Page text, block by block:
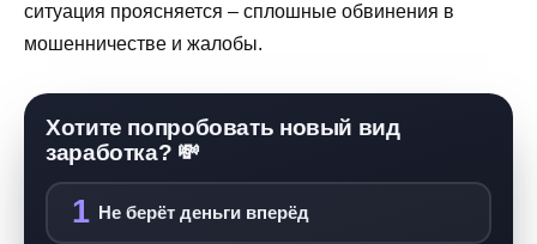
ситуация проясняется – сплошные обвинения в
мошенничестве и жалобы.
Хотите попробовать новый вид
заработка? 💸
1 Не берёт деньги вперёд